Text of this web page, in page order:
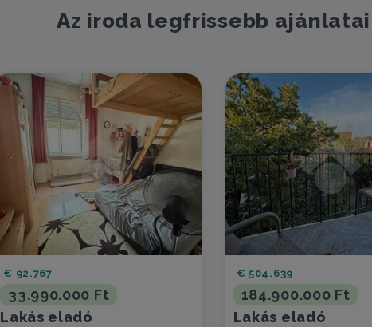
Az iroda legfrissebb ajánlatai
33.990.000 Ft
€ 92.767
Lakás eladó
184.900.000 Ft
€ 504.639
Lakás eladó